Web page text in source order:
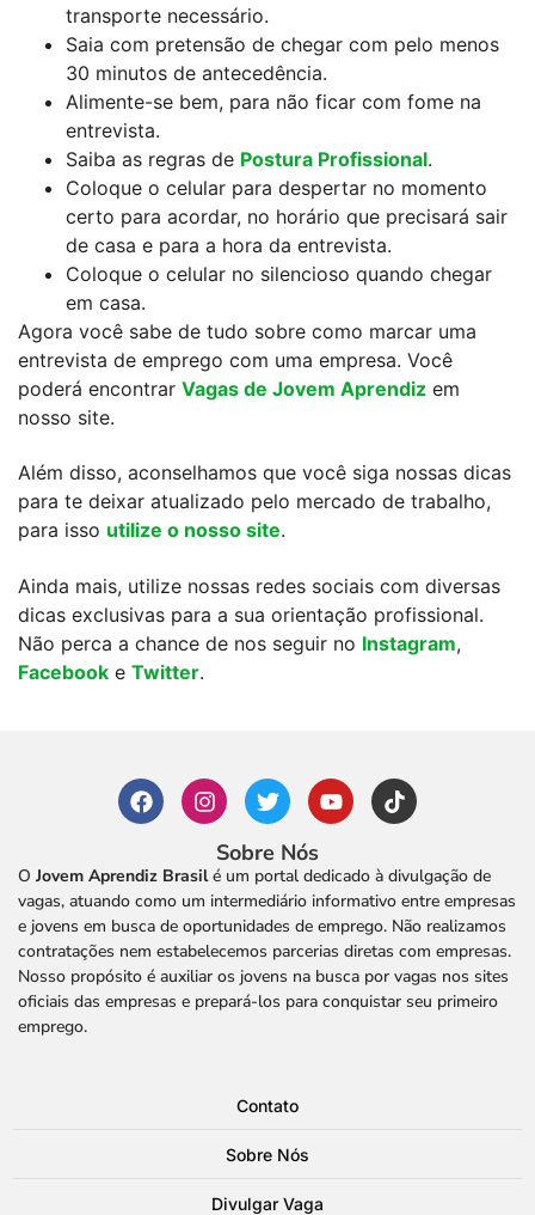
transporte necessário.
Saia com pretensão de chegar com pelo menos
30 minutos de antecedência.
Alimente-se bem, para não ficar com fome na
entrevista.
Saiba as regras de Postura Profissional.
Coloque o celular para despertar no momento
certo para acordar, no horário que precisará sair
de casa e para a hora da entrevista.
Coloque o celular no silencioso quando chegar
em casa.
Agora você sabe de tudo sobre como marcar uma
entrevista de emprego com uma empresa. Você
poderá encontrar Vagas de Jovem Aprendiz em
nosso site.
Além disso, aconselhamos que você siga nossas dicas
para te deixar atualizado pelo mercado de trabalho,
para isso utilize o nosso site.
Ainda mais, utilize nossas redes sociais com diversas
dicas exclusivas para a sua orientação profissional.
Não perca a chance de nos seguir no Instagram,
Facebook e Twitter.
Sobre Nós
O Jovem Aprendiz Brasilé um portal dedicado à divulgação de
vagas, atuando como um intermediário informativo entre empresas
e jovens em busca de oportunidades de emprego. Não realizamos
contratações nem estabelecemos parcerias diretas com empresas.
Nosso propósito é auxiliar os jovens na busca por vagas nos sites
oficiais das empresas e prepará-los para conquistar seu primeiro
emprego.
Contato
Sobre Nós
Divulgar Vaga